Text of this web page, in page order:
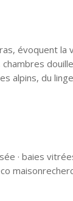
évoquent la
alpins, du
· baies